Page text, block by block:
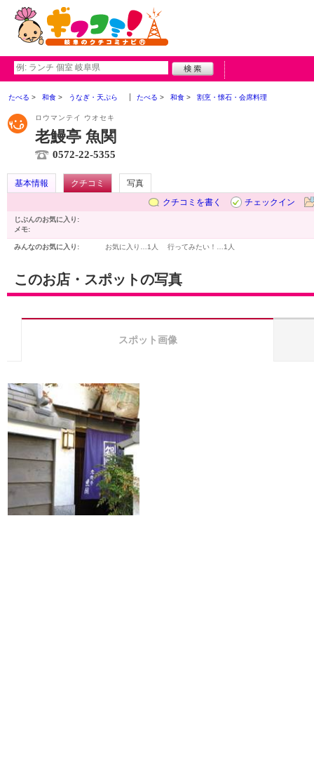
たべる 和食 うなぎ・天ぷら たべる 和食 割烹・懐石・会席料理
ロウマンテイ ウオセキ
老鰻亭 魚関
0572-22-5355
基本情報 クチコミ
写真
クチコミを書く
チェックイン
じぶんのお気に入り:
メモ:
みんなのお気に入り: お気に入り… 1人 行ってみたい！… 1人
このお店・スポットの写真
スポット画像